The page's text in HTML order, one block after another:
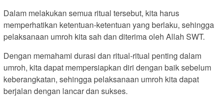
Dalam melakukan semua ritual tersebut, kita harus
memperhatikan ketentuan-ketentuan yang berlaku, sehingga
pelaksanaan umroh kita sah dan diterima oleh Allah SWT.
Dengan memahami durasi dan ritual-ritual penting dalam
umroh, kita dapat mempersiapkan diri dengan baik sebelum
keberangkatan, sehingga pelaksanaan umroh kita dapat
berjalan dengan lancar dan sukses.